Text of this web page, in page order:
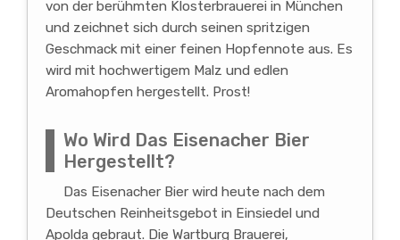
von der berühmten Klosterbrauerei in München
und zeichnet sich durch seinen spritzigen
Geschmack mit einer feinen Hopfennote aus. Es
wird mit hochwertigem Malz und edlen
Aromahopfen hergestellt. Prost!
Wo Wird Das Eisenacher Bier
Hergestellt?
Das Eisenacher Bier wird heute nach dem
Deutschen Reinheitsgebot in Einsiedel und
Apolda gebraut. Die Wartburg Brauerei,